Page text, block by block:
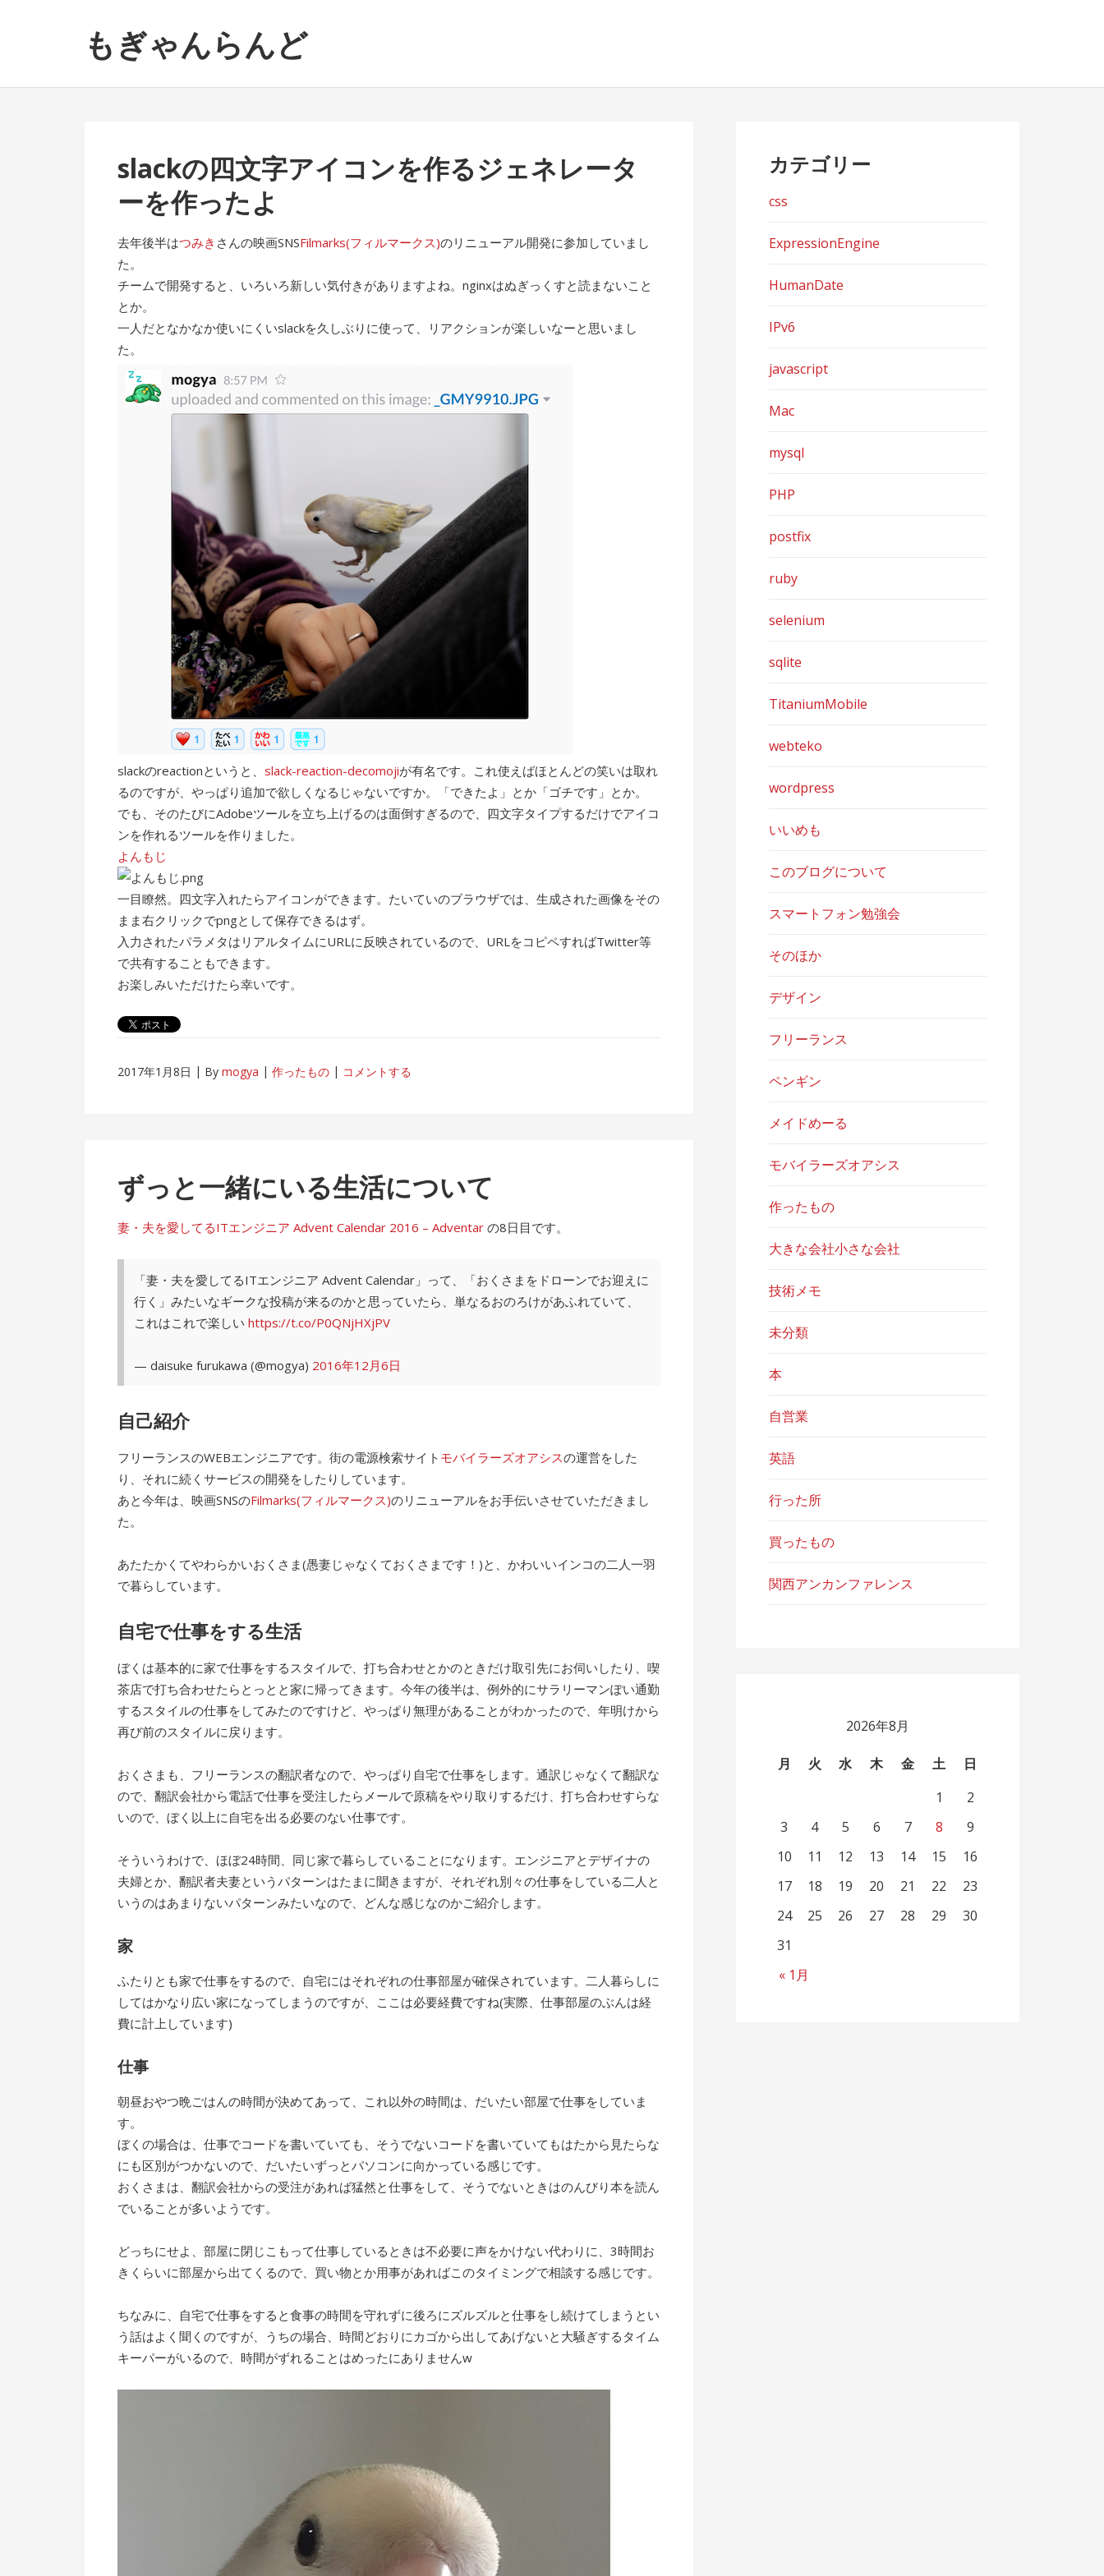
ビ
ゲ
ン
テ
もぎゃんらんど
slackの四文字アイコンを作るジェネレータ
ーを作ったよ
去年後半はつみき さんの映画SNSFilmarks(フィルマークス)のリニューアル開発に参加していまし
た。
チームで開発すると、いろいろ新しい気付きがありますよね。nginxはぬぎっくすと読まないこと
とか。
一人だとなかなか使いにくいslackを久しぶりに使って、リアクションが楽しいなーと思いまし
た。
slackのreactionというと、 slack-reaction-decomojiが有名です。これ使えばほとんどの笑いは取れ
るのですが、やっぱり追加で欲しくなるじゃないですか。「できたよ」とか「ゴチです」とか。
でも、そのたびにAdobeツールを立ち上げるのは面倒すぎるので、四文字タイプするだけでアイコ
ンを作れるツールを作りました。
よんもじ
一目瞭然。四文字入れたらアイコンができます。たいていのブラウザでは、生成された画像をその
まま右クリックでpngとして保存できるはず。
入力されたパラメタはリアルタイムにURLに反映されているので、URLをコピペすればTwitter等
で共有することもできます。
お楽しみいただけたら幸いです。
2017年1月8日 By mogya 作ったもの コメントする
ずっと一緒にいる生活について
妻・夫を愛してるITエンジニア Advent Calendar 2016 – Adventar の8日目です。
「妻・夫を愛してるITエンジニア Advent Calendar」って、「おくさまをドローンでお迎えに
行く」みたいなギークな投稿が来るのかと思っていたら、単なるおのろけがあふれていて、
これはこれで楽しい https://t.co/P0QNjHXjPV
— daisuke furukawa (@mogya) 2016年12月6日
自己紹介
フリーランスのWEBエンジニアです。街の電源検索サイト モバイラーズオアシスの運営をした
り、それに続くサービスの開発をしたりしています。
あと今年は、映画SNSのFilmarks(フィルマークス)のリニューアルをお手伝いさせていただきまし
た。
あたたかくてやわらかいおくさま(愚妻じゃなくておくさまです！)と、かわいいインコの二人一羽
で暮らしています。
自宅で仕事をする生活
ぼくは基本的に家で仕事をするスタイルで、打ち合わせとかのときだけ取引先にお伺いしたり、喫
茶店で打ち合わせたらとっとと家に帰ってきます。今年の後半は、例外的にサラリーマンぽい通勤
するスタイルの仕事をしてみたのですけど、やっぱり無理があることがわかったので、年明けから
再び前のスタイルに戻ります。
おくさまも、フリーランスの翻訳者なので、やっぱり自宅で仕事をします。通訳じゃなくて翻訳な
ので、翻訳会社から電話で仕事を受注したらメールで原稿をやり取りするだけ、打ち合わせすらな
いので、ぼく以上に自宅を出る必要のない仕事です。
そういうわけで、ほぼ24時間、同じ家で暮らしていることになります。エンジニアとデザイナの
夫婦とか、翻訳者夫妻というパターンはたまに聞きますが、それぞれ別々の仕事をしている二人と
いうのはあまりないパターンみたいなので、どんな感じなのかご紹介します。
家
ふたりとも家で仕事をするので、自宅にはそれぞれの仕事部屋が確保されています。二人暮らしに
してはかなり広い家になってしまうのですが、ここは必要経費ですね(実際、仕事部屋のぶんは経
費に計上しています)
仕事
朝昼おやつ晩ごはんの時間が決めてあって、これ以外の時間は、だいたい部屋で仕事をしていま
す。
ぼくの場合は、仕事でコードを書いていても、そうでないコードを書いていてもはたから見たらな
にも区別がつかないので、だいたいずっとパソコンに向かっている感じです。
おくさまは、翻訳会社からの受注があれば猛然と仕事をして、そうでないときはのんびり本を読ん
でいることが多いようです。
どっちにせよ、部屋に閉じこもって仕事しているときは不必要に声をかけない代わりに、3時間お
きくらいに部屋から出てくるので、買い物とか用事があればこのタイミングで相談する感じです。
ちなみに、自宅で仕事をすると食事の時間を守れずに後ろにズルズルと仕事をし続けてしまうとい
う話はよく聞くのですが、うちの場合、時間どおりにカゴから出してあげないと大騒ぎするタイム
キーパーがいるので、時間がずれることはめったにありませんw
カテゴリー
css
ExpressionEngine
HumanDate
IPv6
javascript
Mac
mysql
PHP
postfix
ruby
selenium
sqlite
TitaniumMobile
webteko
wordpress
いいめも
このブログについて
スマートフォン勉強会
そのほか
デザイン
フリーランス
ペンギン
メイドめーる
モバイラーズオアシス
作ったもの
大きな会社小さな会社
技術メモ
未分類
本
自営業
英語
行った所
買ったもの
関西アンカンファレンス
2026年8月
月 火 水 木 金 土 日
« 1月
1
2
3
4 5 6 7 8
9
10
11 12 13 14 15
16
17
18 19 20 21 22
23
24
25 26 27 28 29
30
31